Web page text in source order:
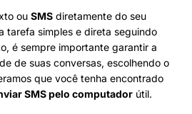
ou SMS diretamente do seu
tarefa simples e direta seguindo
é sempre importante garantir a
de suas conversas, escolhendo o
que você tenha encontrado
SMS pelo computador útil.